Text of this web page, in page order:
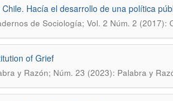
Hacía el desarrollo de una política
de Sociología; Vol. 2 Núm. 2 (2017):
of Grief
y Razón; Núm. 23 (2023): Palabra y